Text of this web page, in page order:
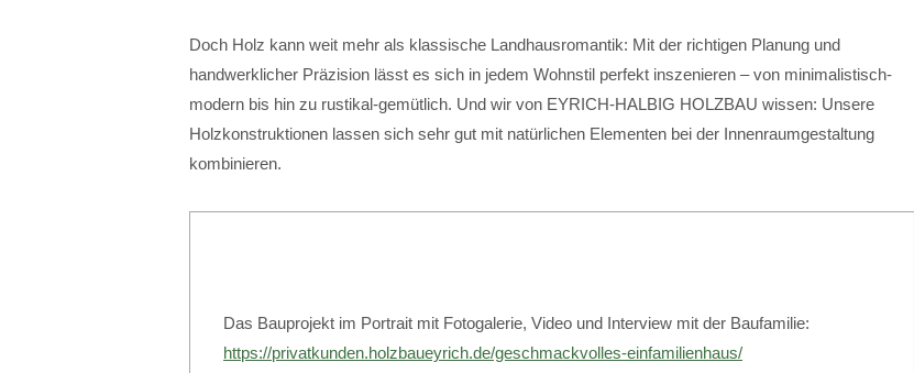
Doch Holz kann weit mehr als klassische Landhausromantik: Mit der richtigen Planung und
handwerklicher Präzision lässt es sich in jedem Wohnstil perfekt inszenieren – von minimalistisch-
modern bis hin zu rustikal-gemütlich. Und wir von EYRICH-HALBIG HOLZBAU wissen: Unsere
Holzkonstruktionen lassen sich sehr gut mit natürlichen Elementen bei der Innenraumgestaltung
kombinieren.
Das Bauprojekt im Portrait mit Fotogalerie, Video und Interview mit der Baufamilie:
https://privatkunden.holzbaueyrich.de/geschmackvolles-einfamilienhaus/